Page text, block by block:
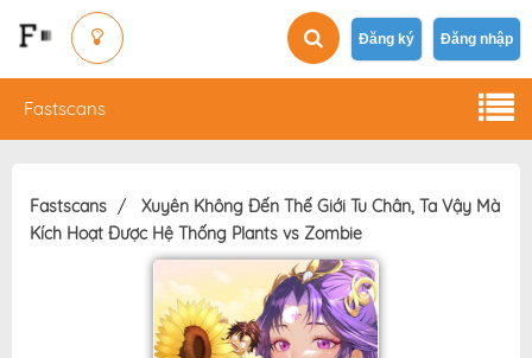
Đăng ký Đăng nhập
Fastscans
Fastscans
Xuyên Không Đến Thế Giới Tu Chân, Ta Vậy Mà
Kích Hoạt Được Hệ Thống Plants vs Zombie